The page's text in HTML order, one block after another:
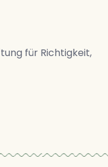
für Richtigkeit,